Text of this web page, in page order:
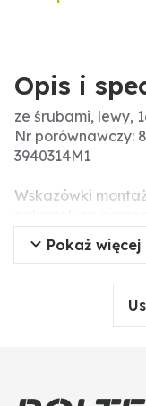
Opis i
ze śrubami, lewy,
Nr porównawczy:
3940314M1
Wskazówki
ponieważ może
roboczej
Pokaż więcej